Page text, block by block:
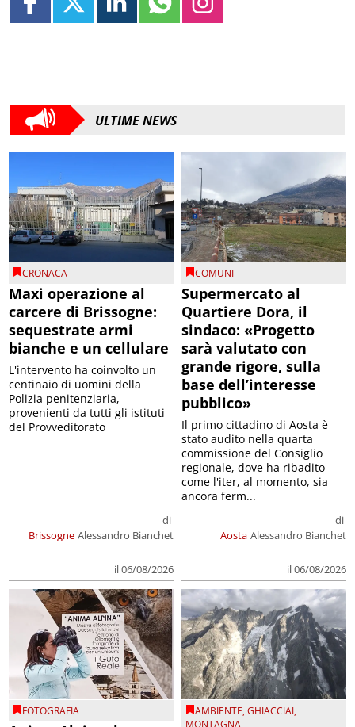
ULTIME NEWS
CRONACA
Maxi operazione al
carcere di Brissogne:
sequestrate armi
bianche e un cellulare
Brissogne
di
Alessandro Bianchet
il 06/08/2026
L'intervento ha coinvolto un
centinaio di uomini della
Polizia penitenziaria,
provenienti da tutti gli istituti
del Provveditorato
COMUNI
Supermercato al
Quartiere Dora, il
sindaco: «Progetto
sarà valutato con
grande rigore, sulla
base dell’interesse
pubblico»
Aosta
di
Alessandro Bianchet
il 06/08/2026
Il primo cittadino di Aosta è
stato audito nella quarta
commissione del Consiglio
regionale, dove ha ribadito
come l'iter, al momento, sia
ancora ferm...
FOTOGRAFIA AMBIENTE,GHIACCIAI,
MONTAGNA